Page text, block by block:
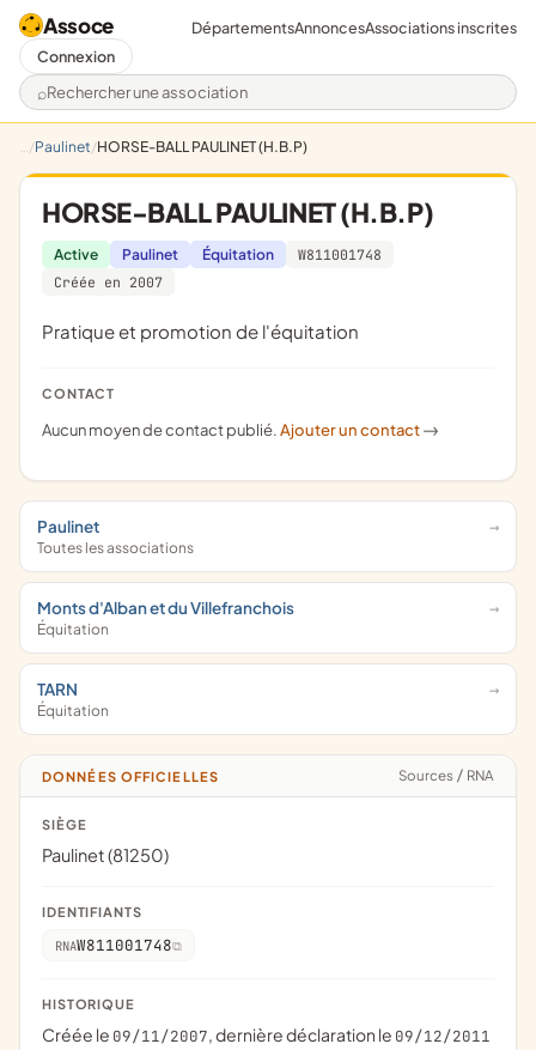
Assoce
Rechercher une association
DépartementsAnnoncesAssociations inscrites
Connexion
Paulinet HORSE-BALL PAULINET (H.B.P)
HORSE-BALL PAULINET (H.B.P)
Active Paulinet Équitation
W811001748
Créée en 2007
pratique et promotion de l'équitation
CONTACT
Aucun moyen de contact publié.Ajouter un contact ->
Paulinet
Toutes les associations
Monts d'Alban et du Villefranchois
Équitation
TARN
Équitation
DONNÉES OFFICIELLES Sources / RNA
SIÈGE
Paulinet (81250)
IDENTIFIANTS
RNAW811001748
HISTORIQUE
Créée le 09/11/2007, dernière déclaration le 09/12/2011